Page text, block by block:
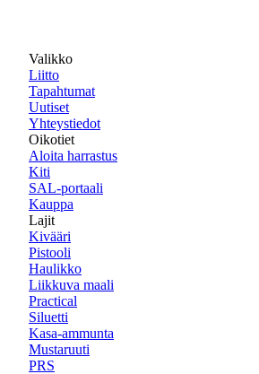
Valikko
Liitto
Tapahtumat
Uutiset
Yhteystiedot
Oikotiet
Aloita harrastus
Kiti
SAL-portaali
Kauppa
Lajit
Kivääri
Pistooli
Haulikko
Liikkuva maali
Practical
Siluetti
Kasa-ammunta
Mustaruuti
PRS